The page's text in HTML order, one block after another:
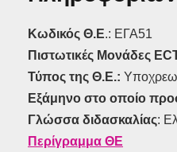
Κωδικός Θ.Ε.: ΕΓΑ51
Πιστωτικές Μονάδες
Τύπος της Θ.Ε.:
Εξάμηνο στο οποίο
Γλώσσα διδασκαλίας:
Περίγραμμα ΘΕ